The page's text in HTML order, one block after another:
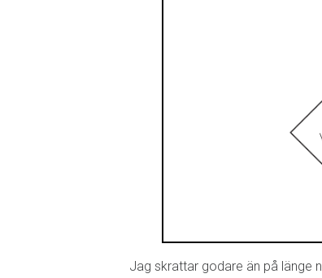
Jag skrattar godare än på länge